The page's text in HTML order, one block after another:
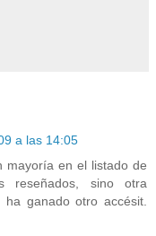
a las 14:05
mayoría en el listado de
sino otra
ha ganado otro accésit.